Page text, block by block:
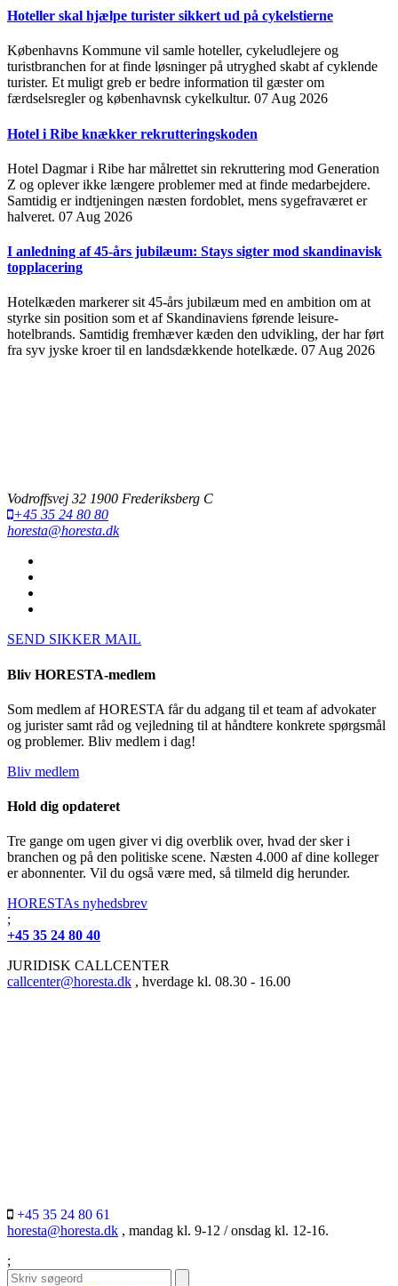
Hoteller skal hjælpe turister sikkert ud på cykelstierne
Københavns Kommune vil samle hoteller, cykeludlejere og
turistbranchen for at finde løsninger på utryghed skabt af cyklende
turister. Et muligt greb er bedre information til gæster om
færdselsregler og københavnsk cykelkultur. 07 Aug 2026
Hotel i Ribe knækker rekrutteringskoden
Hotel Dagmar i Ribe har målrettet sin rekruttering mod Generation
Z og oplever ikke længere problemer med at finde medarbejdere.
Samtidig er indtjeningen næsten fordoblet, mens sygefraværet er
halveret. 07 Aug 2026
I anledning af 45-års jubilæum: Stays sigter mod skandinavisk
topplacering
Hotelkæden markerer sit 45-års jubilæum med en ambition om at
styrke sin position som et af Skandinaviens førende leisure-
hotelbrands. Samtidig fremhæver kæden den udvikling, der har ført
fra syv jyske kroer til en landsdækkende hotelkæde. 07 Aug 2026
Vodroffsvej 32 1900 Frederiksberg C
+45 35 24 80 80
horesta@horesta.dk
SEND SIKKER MAIL
Bliv HORESTA-medlem
Som medlem af HORESTA får du adgang til et team af advokater
og jurister samt råd og vejledning til at håndtere konkrete spørgsmål
og problemer. Bliv medlem i dag!
Bliv medlem
Hold dig opdateret
Tre gange om ugen giver vi dig overblik over, hvad der sker i
branchen og på den politiske scene. Næsten 4.000 af dine kolleger
er abonnenter. Vil du også være med, så tilmeld dig herunder.
HORESTAs nyhedsbrev
;
+45 35 24 80 40
JURIDISK CALLCENTER
callcenter@horesta.dk , hverdage kl. 08.30 - 16.00
+45 35 24 80 61
horesta@horesta.dk , mandag kl. 9-12 / onsdag kl. 12-16.
;